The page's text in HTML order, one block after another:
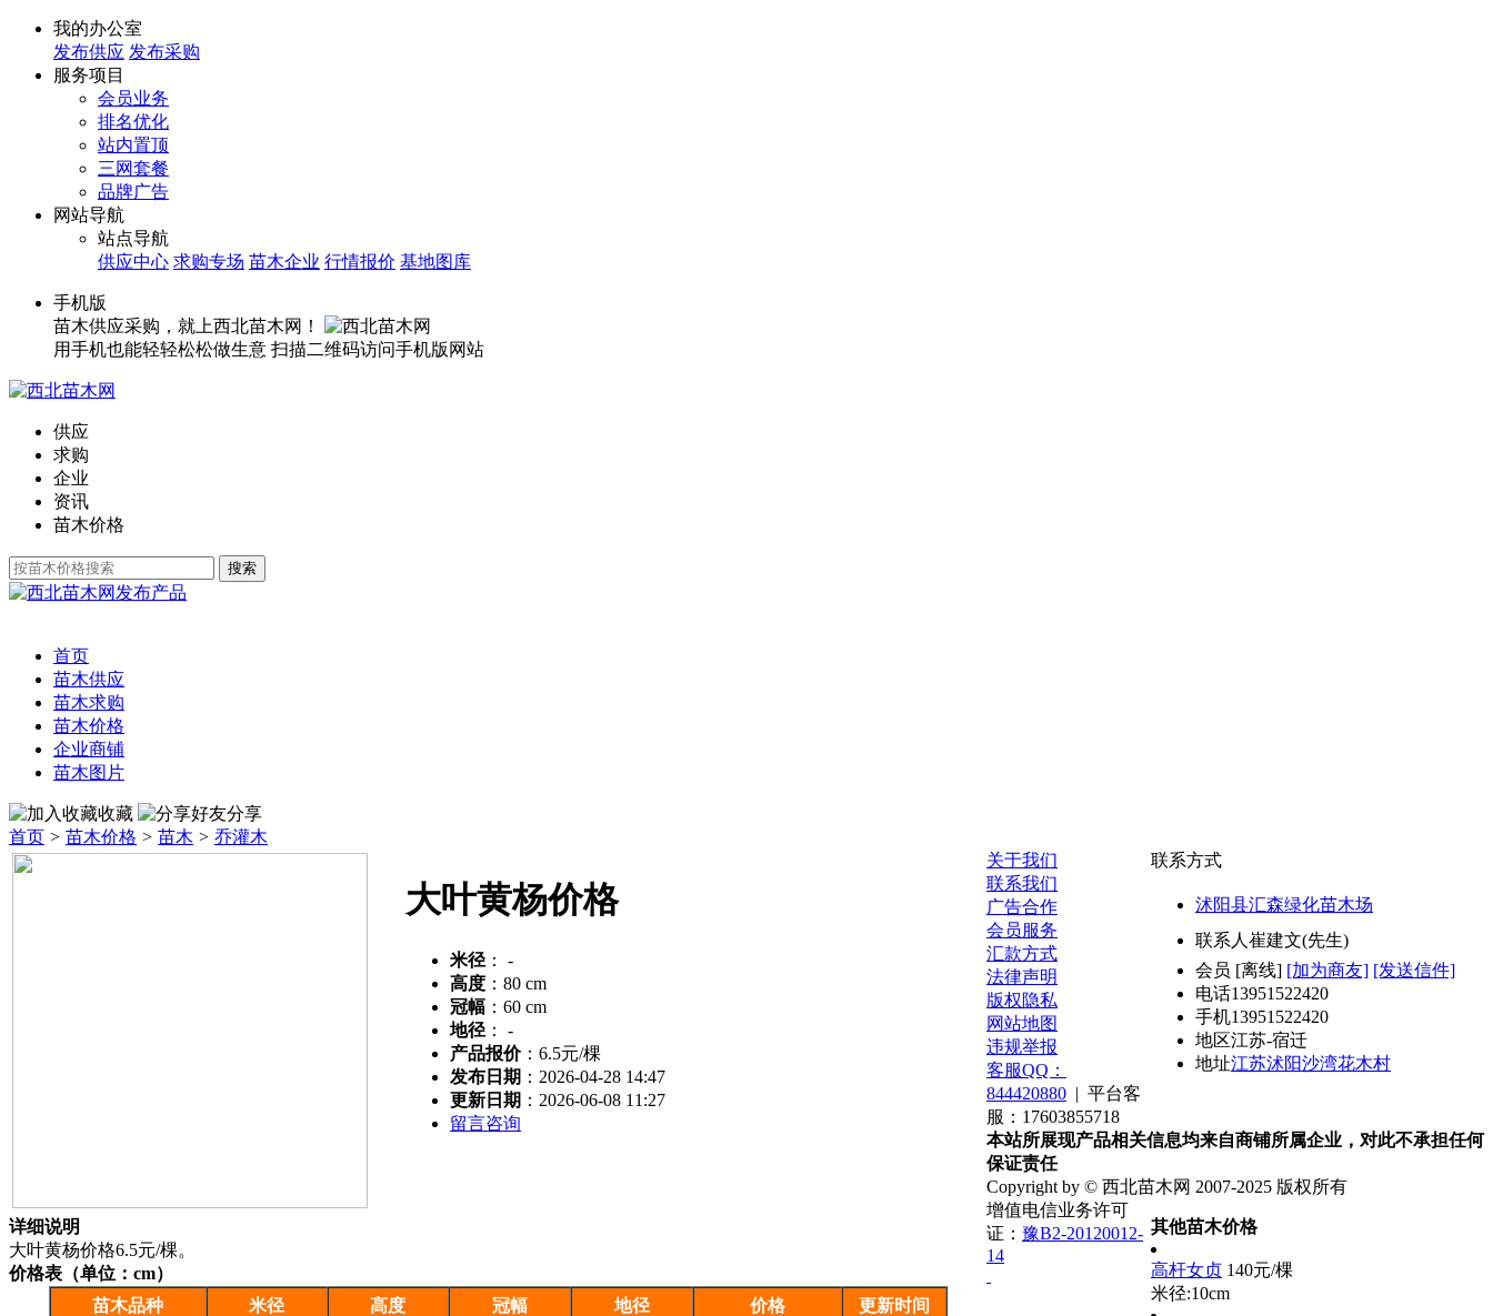
我的办公室
发布供应 发布采购
服务项目
会员业务
排名优化
站内置顶
三网套餐
品牌广告
网站导航
站点导航
供应中心 求购专场 苗木企业 行情报价 基地图库
手机版
苗木供应采购，就上西北苗木网！
用手机也能轻轻松松做生意 扫描二维码访问手机版网站
供应
求购
企业
资讯
苗木价格
发布产品
首页
苗木供应
苗木求购
苗木价格
企业商铺
苗木图片
收藏
分享
首页 > 苗木价格 > 苗木 > 乔灌木
大叶黄杨价格
米径 ：
-
高度 ： 80 cm
冠幅 ： 60 cm
地径 ：
-
产品报价： 6.5元/棵
发布日期 ：2026-04-28 14:47
更新日期 ：2026-06-08 11:27
留言咨询
联系方式
沭阳县汇森绿化苗木场
联系人 崔建文(先生)
会员 [离线] [加为商友] [发送信件]
电话13951522420
手机13951522420
地区江苏-宿迁
地址江苏沭阳沙湾花木村
详细说明
大叶黄杨价格6.5元/棵。
价格表（单位：cm）
苗木品种
米径 高度 冠幅 地径 价格 更新时间
其他苗木价格
高杆女贞 140元/棵
米径:10cm
关于我们
联系我们
广告合作
会员服务
汇款方式
法律声明
版权隐私
网站地图
违规举报
客服QQ：
844420880 | 平台客
服：17603855718
本站所展现产品相关信息均来自商铺所属企业，对此不承担任何
保证责任
Copyright by © 西北苗木网 2007-2025 版权所有
增值电信业务许可
证： 豫B2-20120012-
14